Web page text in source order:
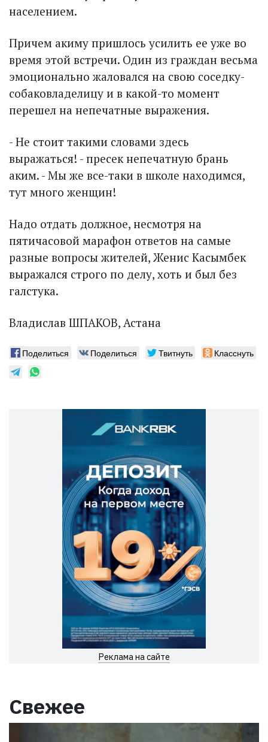
населением.
Причем акиму пришлось усилить ее уже во
время этой встречи. Один из граждан весьма
эмоционально жаловался на свою соседку-
собаковладелицу и в какой-то момент
перешел на непечатные выражения.
- Не стоит такими словами здесь
выражаться! - пресек непечатную брань
аким. - Мы же все-таки в школе находимся,
тут много женщин!
Надо отдать должное, несмотря на
пятичасовой марафон ответов на самые
разные вопросы жителей, Женис Касымбек
выражался строго по делу, хоть и был без
галстука.
Владислав ШПАКОВ, Астана
Поделиться Поделиться Твитнуть Класснуть
Реклама на сайте
Свежее